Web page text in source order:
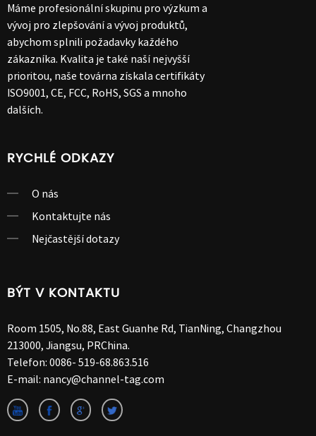
Máme profesionální skupinu pro výzkum a
vývoj pro zlepšování a vývoj produktů,
abychom splnili požadavky každého
zákazníka. Kvalita je také naší nejvyšší
prioritou, naše továrna získala certifikáty
ISO9001, CE, FCC, RoHS, SGS a mnoho
dalších.
RYCHLÉ ODKAZY
O nás
Kontaktujte nás
Nejčastější dotazy
BÝT V KONTAKTU
Room 1505, No.88, East Guanhe Rd, TianNing, Changzhou
213000, Jiangsu, PRChina.
Telefon: 0086- 519-68.863.516
E-mail: nancy@channel-tag.com